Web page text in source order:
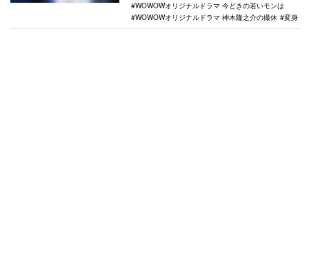
WOWOWオリジナルドラマ 今どきの若いモンは
WOWOWオリジナルドラマ 神木隆之介の撮休
変身